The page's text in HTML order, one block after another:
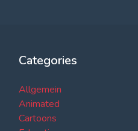
Categories
Allgemein
Animated
Cartoons